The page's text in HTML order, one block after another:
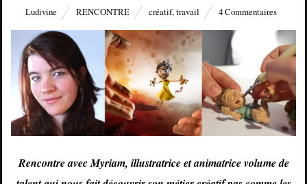
Ludivine RENCONTRE créatif,travail 4 Commentaires
Rencontre avec Myriam, illustratrice et animatrice volume de